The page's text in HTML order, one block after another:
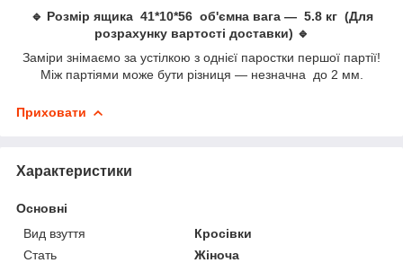
🔹 Розмір ящика 41*10*56 об'ємна вага — 5.8 кг (Для
розрахунку вартості доставки) 🔹
Заміри знімаємо за устілкою з однієї паростки першої партії!
Між партіями може бути різниця — незначна до 2 мм.
Приховати
Характеристики
Основні
Вид взуття
Кросівки
Стать
Жіноча